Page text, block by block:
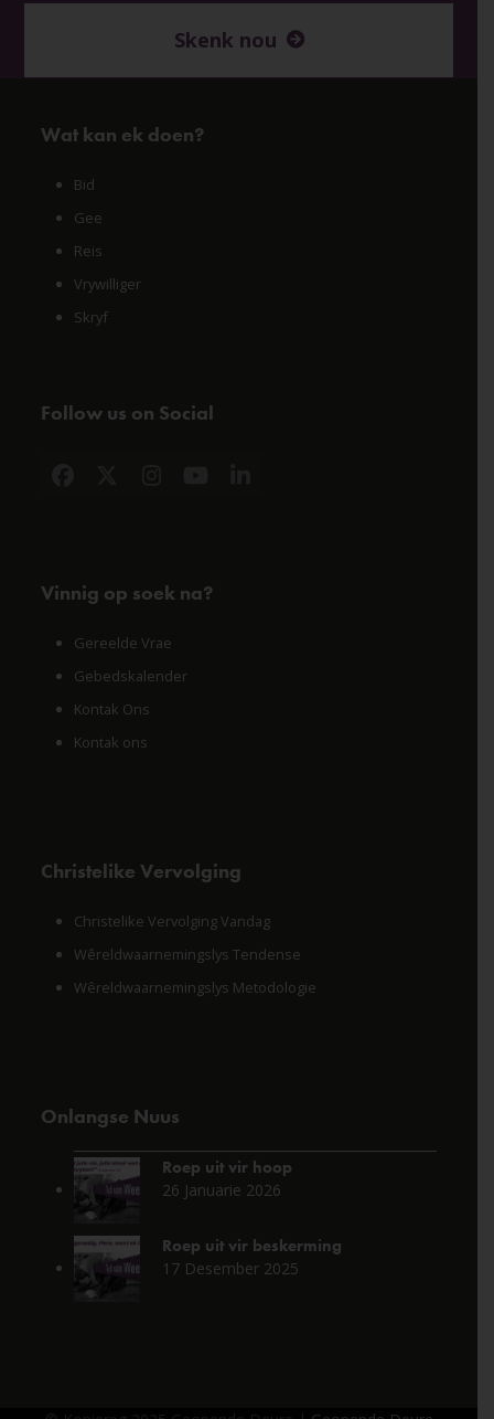
Skenk nou
Wat kan ek doen?
Bid
Gee
Reis
Vrywilliger
Skryf
Follow us on Social
Vinnig op soek na?
Gereelde Vrae
Gebedskalender
Kontak Ons
Kontak ons
Christelike Vervolging
Christelike Vervolging Vandag
Wêreldwaarnemingslys Tendense
Wêreldwaarnemingslys Metodologie
Onlangse Nuus
Roep uit vir hoop
26 Januarie 2026
Roep uit vir beskerming
17 Desember 2025